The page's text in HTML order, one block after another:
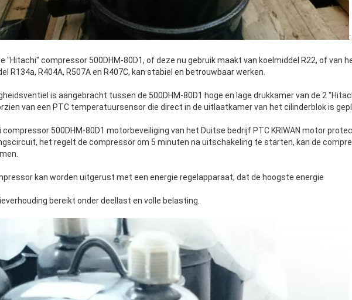
:
"Hitachi" compressor 500DHM-80D1, of deze nu gebruik maakt van koelmiddel R22, of van
R134a, R404A, R507A en R407C, kan stabiel en betrouwbaar werken.
is aangebracht tussen de 500DHM-80D1 hoge en lage drukkamer van de 2
van een PTC temperatuursensor die direct in de uitlaatkamer van het cilinderblok is
compressor 500DHM-80D1 motorbeveiliging van het Duitse bedrijf PTC KRIWAN motor
het regelt de compressor om 5 minuten na uitschakeling te starten, kan de
kan worden uitgerust met een energie regelapparaat, dat de hoogste energie
bereikt onder deellast en volle belasting.